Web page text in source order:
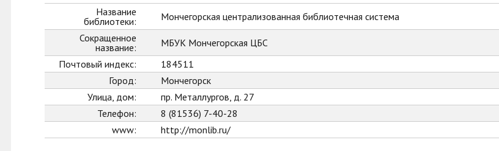
Название
библиотеки:
Мончегорская централизованная библиотечная система
Сокращенное
название:
МБУК Мончегорская ЦБС
Почтовый индекс:
184511
Город:
Мончегорск
Улица, дом:
пр. Металлургов, д. 27
Телефон:
8 (81536) 7-40-28
www:
http://monlib.ru/